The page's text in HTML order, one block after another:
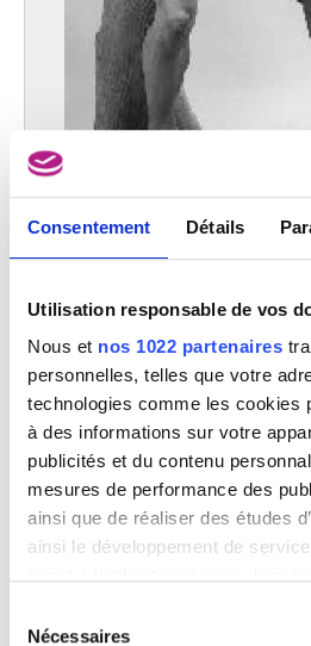
Consentement Détails
Utilisation responsable de vos
Nous et nos 1022 partenaires
personnelles, telles que votre
technologies comme les cookies
à des informations sur votre
publicités et du contenu
mesures de performance des
ainsi que de réaliser des études
ainsi le développement de
tout moment en consultant la
Nécessaires
Discobole
Mathieu Kessels
Image non
Mathieu Kessels